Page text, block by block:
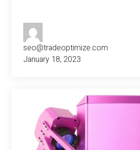
seo@tradeoptimize.com
January 18, 2023